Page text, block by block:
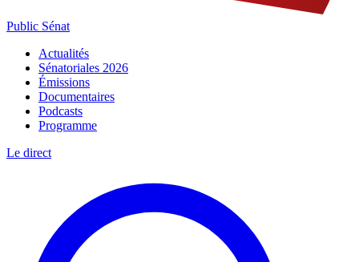
Public Sénat
Actualités
Sénatoriales 2026
Émissions
Documentaires
Podcasts
Programme
Le direct